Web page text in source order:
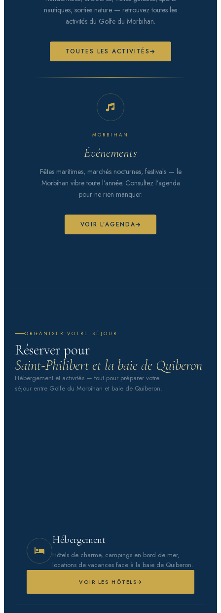
nautiques, sorties nature — retrouvez toutes les
activités du Golfe du Morbihan.
TOUTES LES ACTIVITÉS
MORBIHAN
Événements
Fêtes maritimes, marchés nocturnes, festivals — le
Morbihan vibre toute l’année. Consultez l’agenda
pour ne rien manquer.
VOIR L’AGENDA
ORGANISER VOTRE SÉJOUR
Réserver pour
Saint-Philibert et la baie de Quiberon
Hébergement et activités — tout pour préparer votre
séjour entre Golfe du Morbihan et baie de Quiberon.
Hébergement
Hôtels de charme, campings en bord de mer,
locations de vacances face à la baie de Quiberon.
VOIR LES HÔTELS